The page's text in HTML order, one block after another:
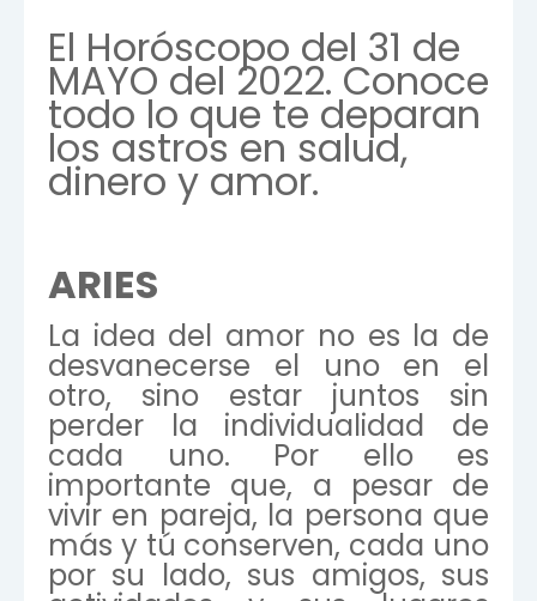
El Horóscopo del 31 de
MAYO del 2022. Conoce
todo lo que te deparan
los astros en salud,
dinero y amor.
ARIES
La idea del amor no es la de
desvanecerse el uno en el
otro, sino estar juntos sin
perder la individualidad de
cada uno. Por ello es
importante que, a pesar de
vivir en pareja, la persona que
más y tú conserven, cada uno
por su lado, sus amigos, sus